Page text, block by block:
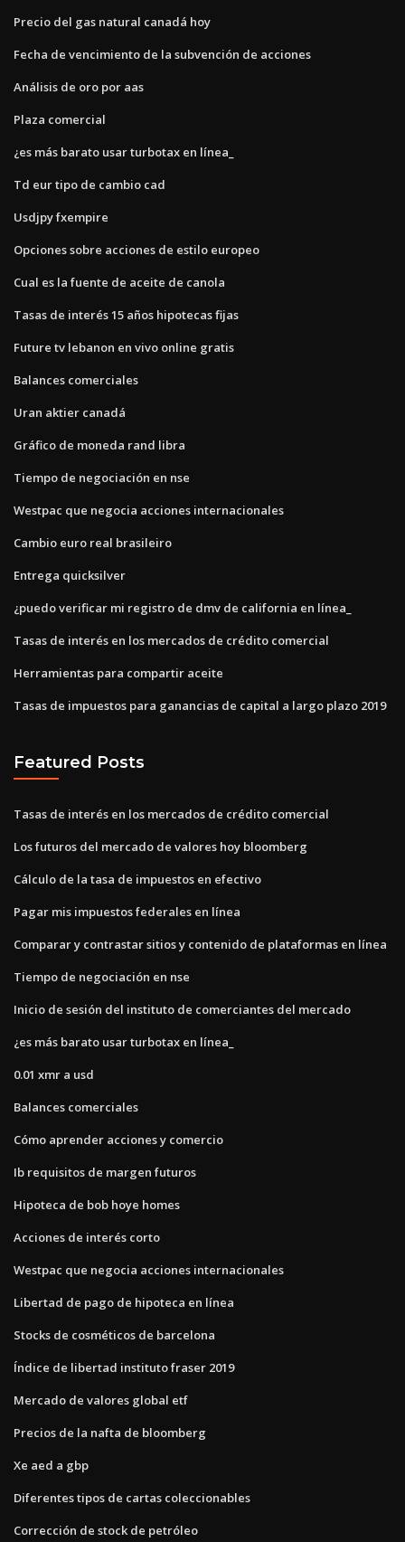
Precio del gas natural canadá hoy
Fecha de vencimiento de la subvención de acciones
Análisis de oro por aas
Plaza comercial
¿es más barato usar turbotax en línea_
Td eur tipo de cambio cad
Usdjpy fxempire
Opciones sobre acciones de estilo europeo
Cual es la fuente de aceite de canola
Tasas de interés 15 años hipotecas fijas
Future tv lebanon en vivo online gratis
Balances comerciales
Uran aktier canadá
Gráfico de moneda rand libra
Tiempo de negociación en nse
Westpac que negocia acciones internacionales
Cambio euro real brasileiro
Entrega quicksilver
¿puedo verificar mi registro de dmv de california en línea_
Tasas de interés en los mercados de crédito comercial
Herramientas para compartir aceite
Tasas de impuestos para ganancias de capital a largo plazo 2019
Featured Posts
Tasas de interés en los mercados de crédito comercial
Los futuros del mercado de valores hoy bloomberg
Cálculo de la tasa de impuestos en efectivo
Pagar mis impuestos federales en línea
Comparar y contrastar sitios y contenido de plataformas en línea
Tiempo de negociación en nse
Inicio de sesión del instituto de comerciantes del mercado
¿es más barato usar turbotax en línea_
0.01 xmr a usd
Balances comerciales
Cómo aprender acciones y comercio
Ib requisitos de margen futuros
Hipoteca de bob hoye homes
Acciones de interés corto
Westpac que negocia acciones internacionales
Libertad de pago de hipoteca en línea
Stocks de cosméticos de barcelona
Índice de libertad instituto fraser 2019
Mercado de valores global etf
Precios de la nafta de bloomberg
Xe aed a gbp
Diferentes tipos de cartas coleccionables
Corrección de stock de petróleo